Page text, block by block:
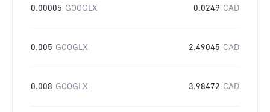
0.00005 GOOGLX 0.0249 CAD
0.005 GOOGLX 2.49045 CAD
0.008 GOOGLX 3.98472 CAD